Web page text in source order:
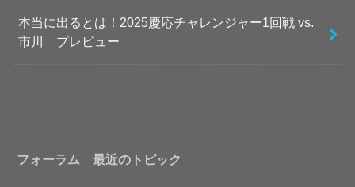
本当に出るとは！2025慶応チャレンジャー1回戦 vs.
市川 プレビュー
フォーラム 最近のトピック